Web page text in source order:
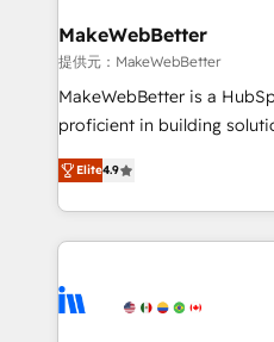
market execution. Why B2B Businesses Choose RP: -
Secure: Soc2 compliant 🛡️ - Pricing:
starting at $1,5k 💵 - Speed: Launch in 14 days ⚡ -
Global: 75+ RPers across five continents 🌐 - Scale:
HubSpot Partner 🪴 - Sales
implementations than any
agency for an Ops
agency for a growth problem. Hire a partner
MakeWebBetter
提供元：MakeWebBetter
MakeWebBetter is a
proficient in building
operational efficiency of
growing tech-enabler &
hands you the blend of
eminent solutions & integrations.
Elite Partners with 10+
Elite4.9